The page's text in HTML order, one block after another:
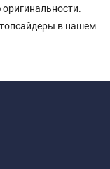
в нашем